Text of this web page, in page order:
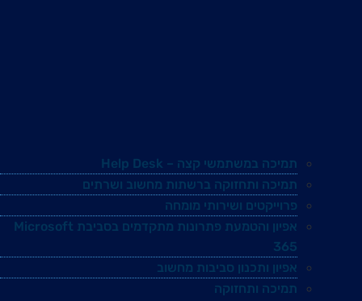
תמיכה במשתמשי קצה – Help Desk
תמיכה ותחזוקה ברשתות מחשוב ושרתים
פרוייקטים ושירותי מומחה
אפיון והטמעת פתרונות מתקדמים בסביבת Microsoft
365
אפיון ותכנון סביבות מחשוב
תמיכה ותחזוקה